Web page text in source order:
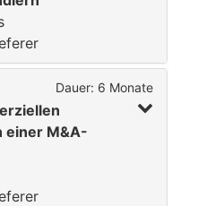
Dauer: 6 Monate
einer M&A-